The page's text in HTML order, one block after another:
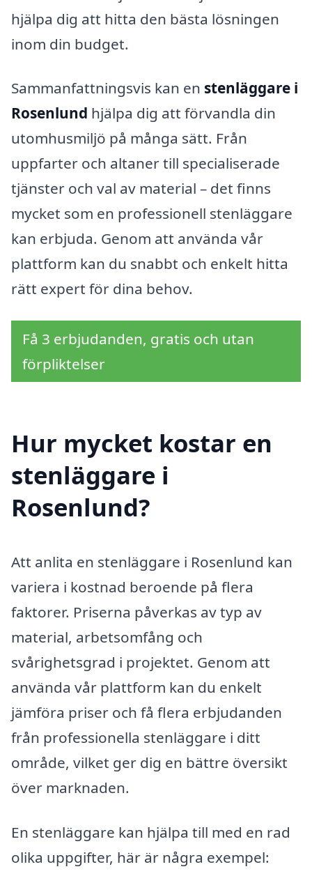
hjälpa dig att hitta den bästa lösningen
inom din budget.
Sammanfattningsvis kan en stenläggare i
Rosenlund hjälpa dig att förvandla din
utomhusmiljö på många sätt. Från
uppfarter och altaner till specialiserade
tjänster och val av material – det finns
mycket som en professionell stenläggare
kan erbjuda. Genom att använda vår
plattform kan du snabbt och enkelt hitta
rätt expert för dina behov.
Få 3 erbjudanden, gratis och utan
förpliktelser
Hur mycket kostar en
stenläggare i
Rosenlund?
Att anlita en stenläggare i Rosenlund kan
variera i kostnad beroende på flera
faktorer. Priserna påverkas av typ av
material, arbetsomfång och
svårighetsgrad i projektet. Genom att
använda vår plattform kan du enkelt
jämföra priser och få flera erbjudanden
från professionella stenläggare i ditt
område, vilket ger dig en bättre översikt
över marknaden.
En stenläggare kan hjälpa till med en rad
olika uppgifter, här är några exempel: